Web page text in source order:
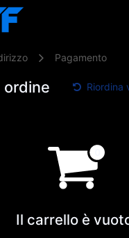
Pagamento
ordine Riordina
Il carrello è